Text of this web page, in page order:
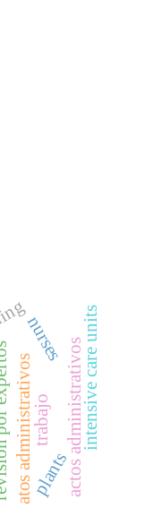
atos administrativos
nursesactos administrativos
plants
intensive care units
trabajo